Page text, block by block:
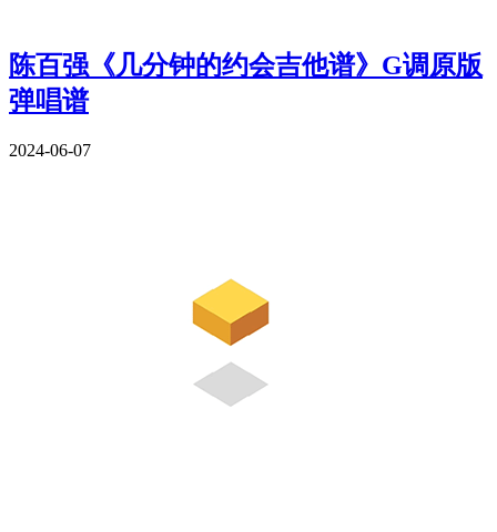
陈百强《几分钟的约会吉他谱》G调原版
弹唱谱
2024-06-07